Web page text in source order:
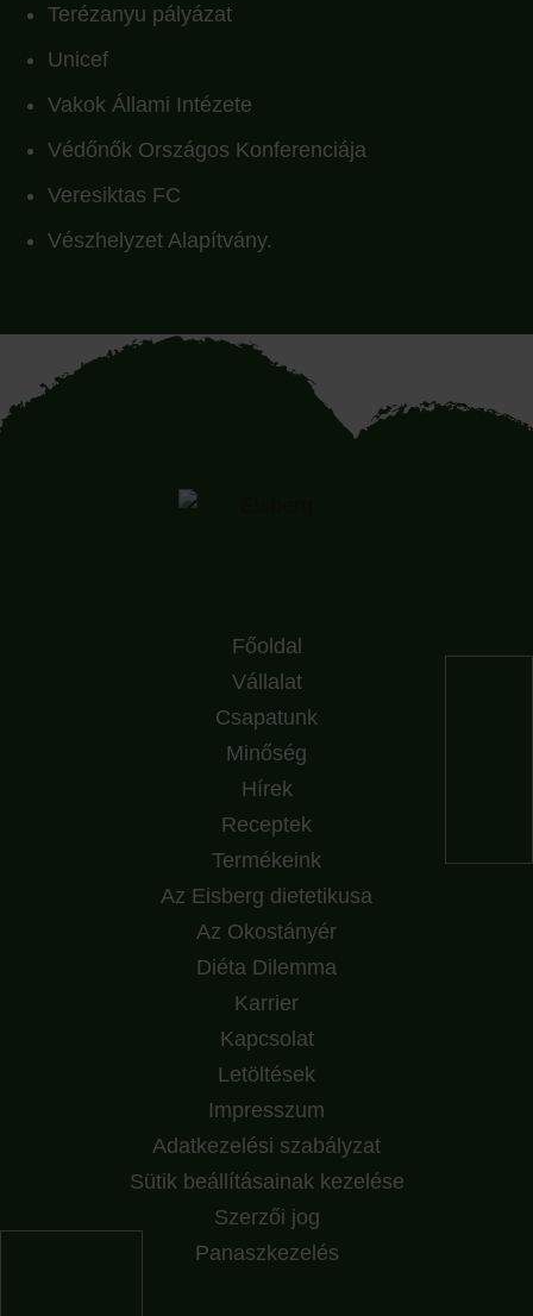
Terézanyu pályázat
Unicef
Vakok Állami Intézete
Védőnők Országos Konferenciája
Veresiktas FC
Vészhelyzet Alapítvány.
Főoldal
Vállalat
Csapatunk
Minőség
Hírek
Receptek
Termékeink
Az Eisberg dietetikusa
Az Okostányér
Diéta Dilemma
Karrier
Kapcsolat
Letöltések
Impresszum
Adatkezelési szabályzat
Sütik beállításainak kezelése
Szerzői jog
Panaszkezelés